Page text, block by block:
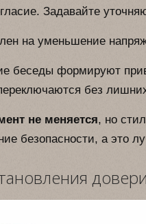
Задавайте
на уменьшение
беседы формируют
без
не меняется, но
безопасности, а это